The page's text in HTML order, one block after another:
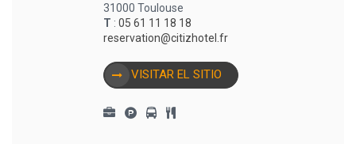
31000 Toulouse
T : 05 61 11 18 18
reservation@citizhotel.fr
VISITAR EL SITIO